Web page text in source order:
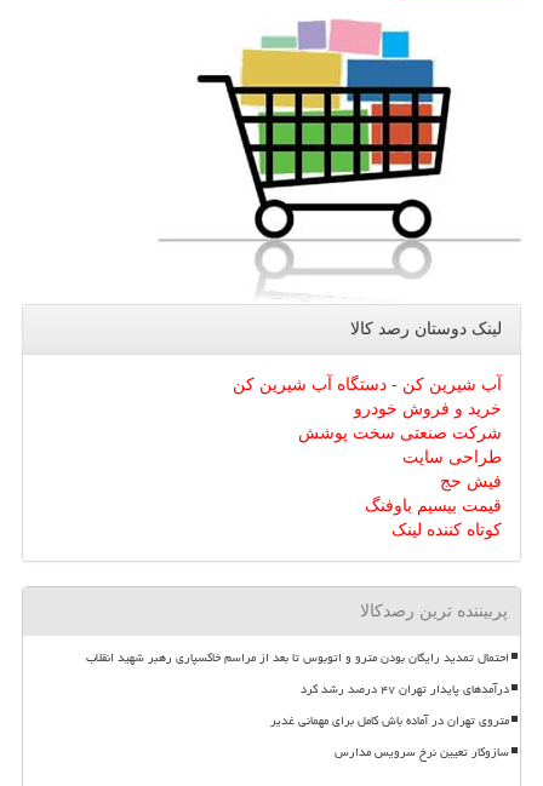
لینک دوستان رصد كالا
آب شیرین کن - دستگاه آب شیرین کن
خرید و فروش خودرو
شرکت صنعتی سخت پوشش
طراحی سایت
فیش حج
قیمت بیسیم باوفنگ
کوتاه کننده لینک
پربیننده ترین رصدکالا
احتمال تمدید رایگان بودن مترو و اتوبوس تا بعد از مراسم خاکسپاری رهبر شهید انقلاب
درآمدهای پایدار تهران ۴۷ درصد رشد کرد
متروی تهران در آماده باش کامل برای مهمانی غدیر
سازوکار تعیین نرخ سرویس مدارس